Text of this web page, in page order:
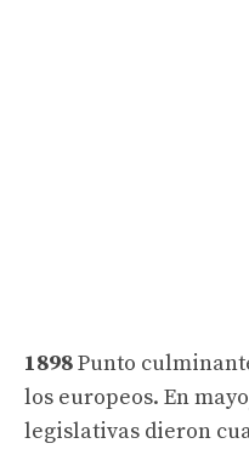
1898Punto
los europeos. En
legislativas dieron